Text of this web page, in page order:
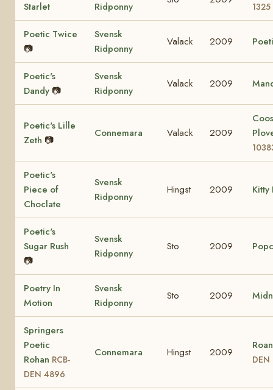
Starlet Ridponny 1325
Poetic Twice
📷
Svensk
Ridponny
Valack 2009
Poetic's
Dandy 📷
Svensk
Ridponny
Valack 2009
Poetic's Lille
Zeth 📷
Connemara Valack 2009
Poetic's
Piece of
Choclate
Svensk
Ridponny
Hingst 2009 Kitty
Poetic's
Sugar Rush
📷
Svensk
Ridponny
Sto 2009
Poetry In
Motion
Svensk
Ridponny
Sto 2009
Springers
Poetic
Rohan RCB-
DEN 4896
Connemara Hingst 2009